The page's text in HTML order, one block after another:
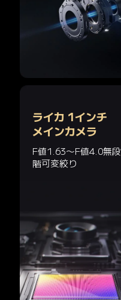
ライカ 1インチ
メインカメラ
F値1.63～F値4.0無段
階可変絞り